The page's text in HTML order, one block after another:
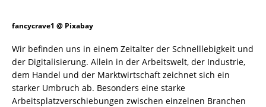
fancycrave1 @ Pixabay
Wir befinden uns in einem Zeitalter der Schnelllebigkeit und
der Digitalisierung. Allein in der Arbeitswelt, der Industrie,
dem Handel und der Marktwirtschaft zeichnet sich ein
starker Umbruch ab. Besonders eine starke
Arbeitsplatzverschiebungen zwischen einzelnen Branchen